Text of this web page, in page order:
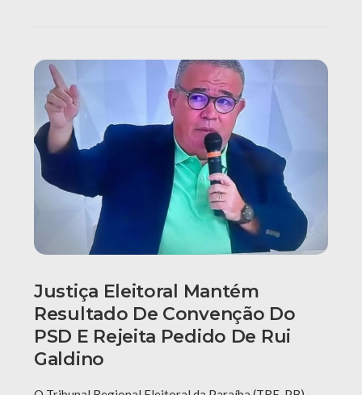
Justiça Eleitoral Mantém
Resultado De Convenção Do
PSD E Rejeita Pedido De Rui
Galdino